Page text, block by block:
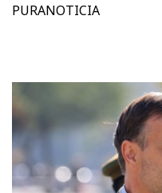
PURANOTICIA